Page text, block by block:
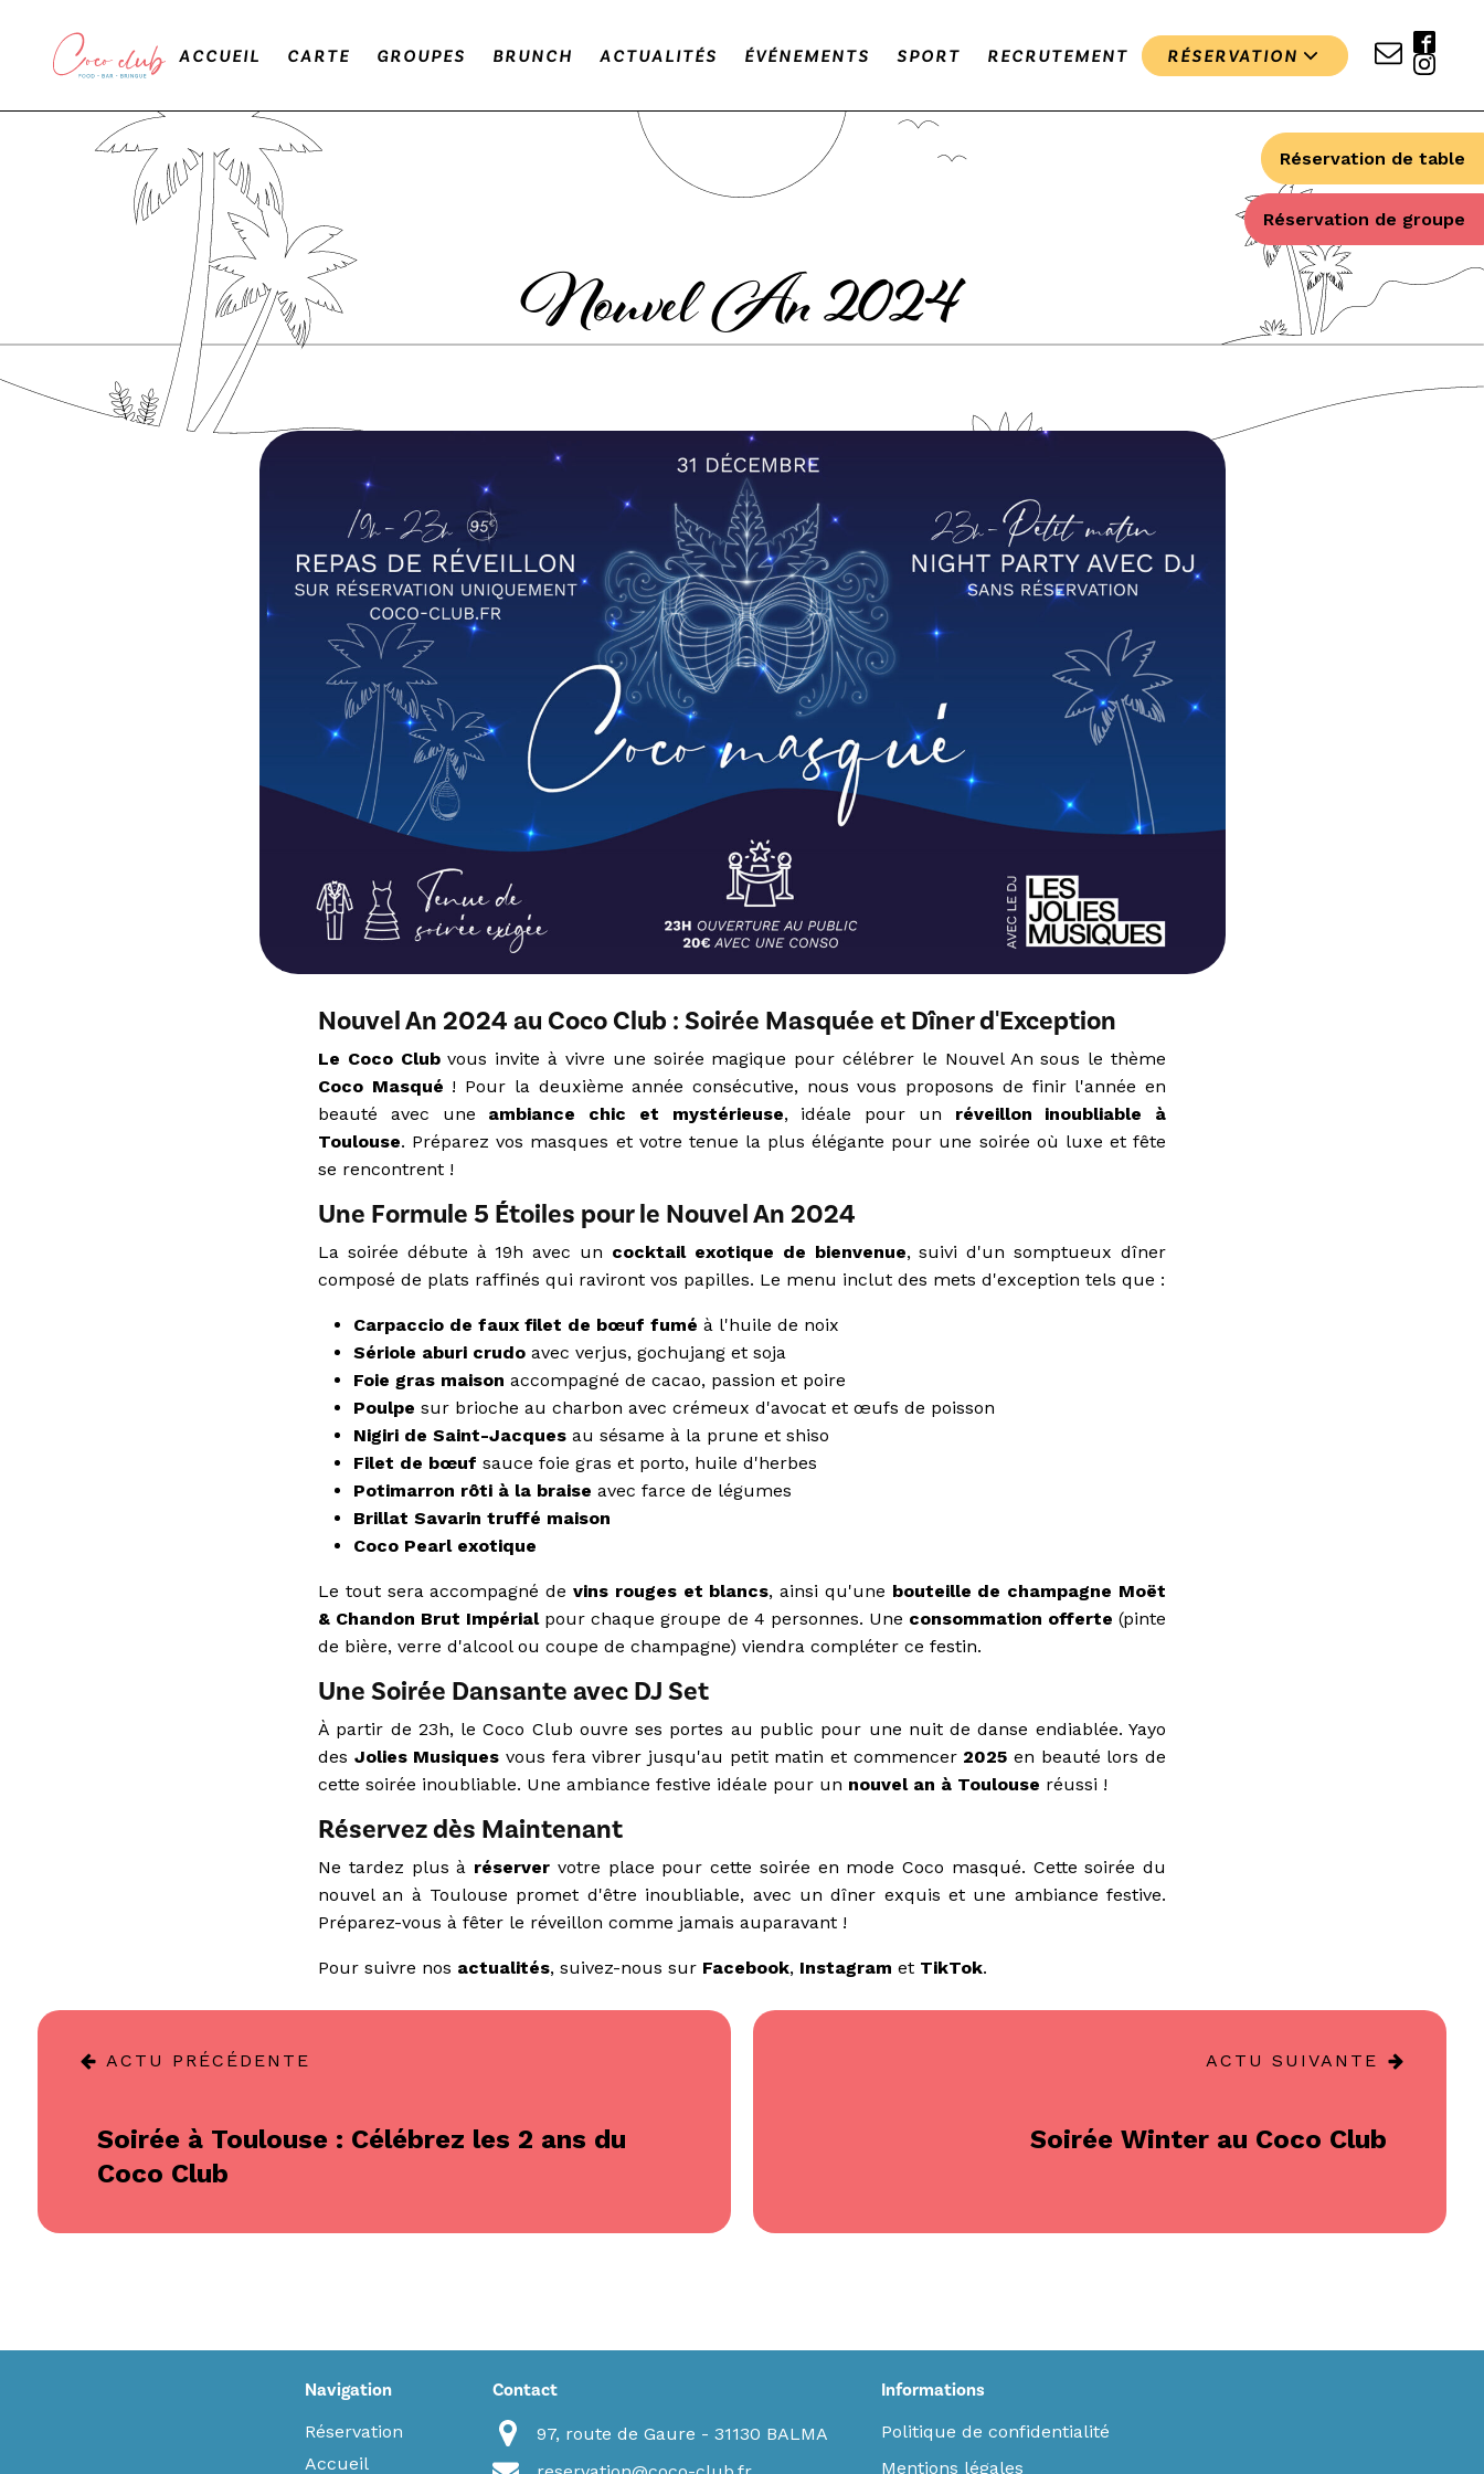
ACCUEIL CARTE GROUPES BRUNCH ACTUALITÉS ÉVÉNEMENTS SPORT RECRUTEMENT RÉSERVATION
Nouvel An 2024
Nouvel An 2024 au Coco Club : Soirée Masquée et Dîner d'Exception
Le Coco Clubvous invite à vivre une soirée magique pour célébrer le Nouvel An sous le thème
Coco Masqué ! Pour la deuxième année consécutive, nous vous proposons de finir l'année en
beauté avec une ambiance chic et mystérieuse, idéale pour un réveillon inoubliable à
Toulouse. Préparez vos masques et votre tenue la plus élégante pour une soirée où luxe et fête
se rencontrent !
Une Formule 5 Étoiles pour le Nouvel An 2024
La soirée débute à 19h avec un cocktailexotique de bienvenue, suivi d'un somptueux dîner
composé de plats raffinés qui raviront vos papilles. Le menu inclut des mets d'exception tels que :
Carpaccio de faux filet de bœuf fumé à l'huile de noix
Sériole aburi crudo avec verjus, gochujang et soja
Foie gras maison accompagné de cacao, passion et poire
Poulpe sur brioche au charbon avec crémeux d'avocat et œufs de poisson
Nigiri de Saint-Jacques au sésame à la prune et shiso
Filet de bœuf sauce foie gras et porto, huile d'herbes
Potimarron rôti à la braise avec farce de légumes
Brillat Savarin truffé maison
Coco Pearl exotique
Le tout sera accompagné de vins rouges et blancs, ainsi qu'une bouteille de champagne Moët
& Chandon Brut Impérialpour chaque groupe de 4 personnes. Une consommation offerte (pinte
de bière, verre d'alcool ou coupe de champagne) viendra compléter ce festin.
Une Soirée Dansante avec DJ Set
À partir de 23h, le Coco Club ouvre ses portes au public pour une nuit de danse endiablée. Yayo
des Jolies Musiques vous fera vibrer jusqu'au petit matin et commencer 2025 en beauté lors de
cette soirée inoubliable. Une ambiance festive idéale pour un nouvel an à Toulouse réussi !
Réservez dès Maintenant
Ne tardez plus à réserver votre place pour cette soirée en mode Coco masqué. Cette soirée du
nouvel an à Toulouse promet d'être inoubliable, avec un dîner exquis et une ambiance festive.
Préparez-vous à fêter le réveillon comme jamais auparavant !
Pour suivre nos actualités, suivez-nous sur Facebook, Instagram et TikTok.
ACTU PRÉCÉDENTE
Soirée à Toulouse : Célébrez les 2 ans du
Coco Club
ACTU SUIVANTE
Soirée Winter au Coco Club
Navigation
Réservation
Accueil
Contact
97, route de Gaure - 31130 BALMA
Informations
Politique de confidentialité
Mentions légales
Réservation de table
Réservation de groupe